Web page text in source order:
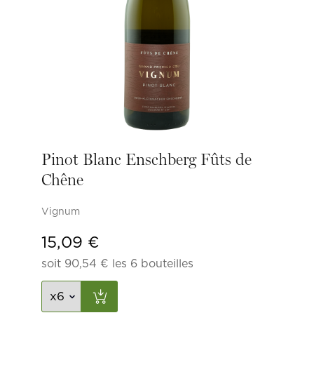
Pinot Blanc Enschberg Fûts de
Chêne
Vignum
15,09 €
soit 90,54 € les 6 bouteilles